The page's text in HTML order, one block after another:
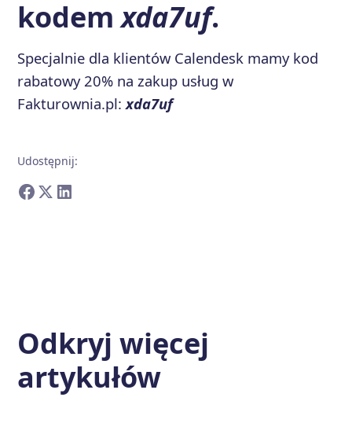
kodemxda7uf.
Specjalnie dla klientów Calendesk mamy kod
rabatowy 20% na zakup usług w
Fakturownia.pl: xda7uf
Udostępnij:
Odkryj więcej
artykułów